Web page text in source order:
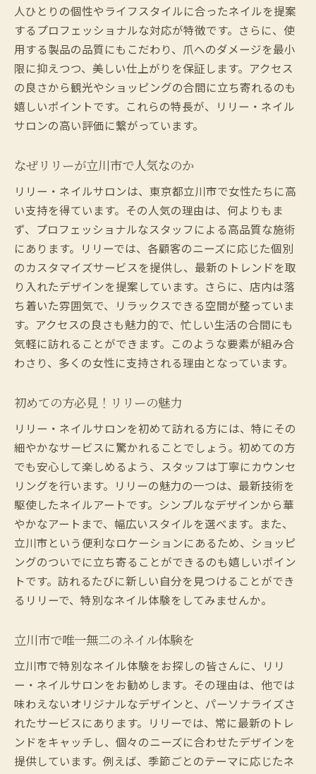
スタイリッシュなネイルを手に入れる方法
観光とショッピングの合間に立ち寄るネイルサ
ロン
立川での観光スポットとリリー
ショッピングの合間にリフレッシュ
立川市の便利な立地を活かしたネイル体験
リリーで観光の思い出をプラス
立川を満喫しながらネイルケアを
リリーで発見する新しいネイルデザインの可能
性
最新トレンドを取り入れたネイル
リリーでの新しいデザイン探し
ネイルデザインのバリエーション紹介
個性を引き出すネイルアート
リリーで挑戦する新スタイル
ネイルデザインのインスピレーション
女性が求めるポイントを押さえたサービス
リリーが女性に選ばれる理由とは
女性に優しいサービスの数々
リリーの女性スタッフによる安心感
女性のための特別なネイルサロン
リリーで心から満たされるひととき
忙しい日常を離れて心からリラックスできる場
所
日常からの解放をリリーで実感
心身ともにリフレッシュできる秘訣
心から休まる空間の提供
リリーが提供する癒しの時間
忙しい現代女性へのおすすめ
人ひとりの個性やライフスタイルに合ったネイルを提案
するプロフェッショナルな対応が特徴です。さらに、使
用する製品の品質にもこだわり、爪へのダメージを最小
限に抑えつつ、美しい仕上がりを保証します。アクセス
の良さから観光やショッピングの合間に立ち寄れるのも
嬉しいポイントです。これらの特長が、リリー・ネイル
サロンの高い評価に繋がっています。
なぜリリーが立川市で人気なのか
リリー・ネイルサロンは、東京都立川市で女性たちに高
い支持を得ています。その人気の理由は、何よりもま
ず、プロフェッショナルなスタッフによる高品質な施術
にあります。リリーでは、各顧客のニーズに応じた個別
のカスタマイズサービスを提供し、最新のトレンドを取
り入れたデザインを提案しています。さらに、店内は落
ち着いた雰囲気で、リラックスできる空間が整っていま
す。アクセスの良さも魅力的で、忙しい生活の合間にも
気軽に訪れることができます。このような要素が組み合
わさり、多くの女性に支持される理由となっています。
初めての方必見！リリーの魅力
リリー・ネイルサロンを初めて訪れる方には、特にその
細やかなサービスに驚かれることでしょう。初めての方
でも安心して楽しめるよう、スタッフは丁寧にカウンセ
リングを行います。リリーの魅力の一つは、最新技術を
駆使したネイルアートです。シンプルなデザインから華
やかなアートまで、幅広いスタイルを選べます。また、
立川市という便利なロケーションにあるため、ショッピ
ングのついでに立ち寄ることができるのも嬉しいポイン
トです。訪れるたびに新しい自分を見つけることができ
るリリーで、特別なネイル体験をしてみませんか。
立川市で唯一無二のネイル体験を
立川市で特別なネイル体験をお探しの皆さんに、リリ
ー・ネイルサロンをお勧めします。その理由は、他では
味わえないオリジナルなデザインと、パーソナライズさ
れたサービスにあります。リリーでは、常に最新のトレ
ンドをキャッチし、個々のニーズに合わせたデザインを
提供しています。例えば、季節ごとのテーマに応じたネ